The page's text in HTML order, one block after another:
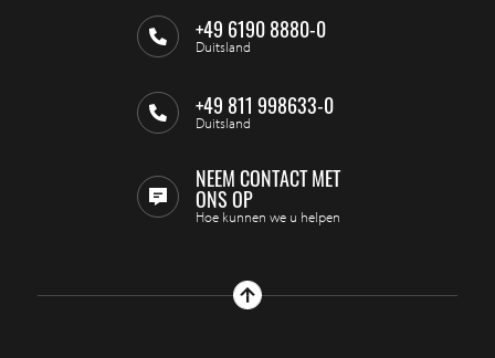
+49 6190 8880-0
Duitsland
+49 811 998633-0
Duitsland
NEEM CONTACT MET
ONS OP
Hoe kunnen we u helpen